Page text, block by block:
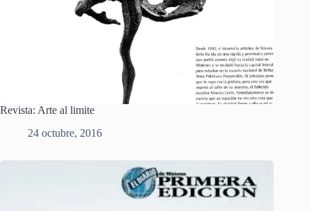
Revista: Arte al limite
24 octubre, 2016